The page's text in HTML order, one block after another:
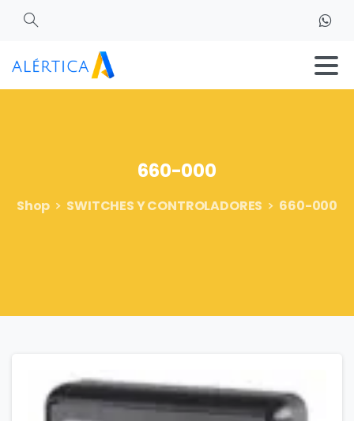
Search
660-000
Shop SWITCHES Y CONTROLADORES 660-000